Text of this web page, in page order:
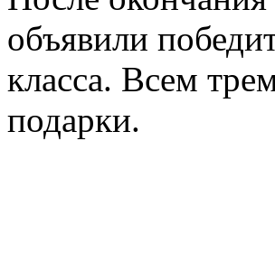
объявили
класса. Всем
подарки.